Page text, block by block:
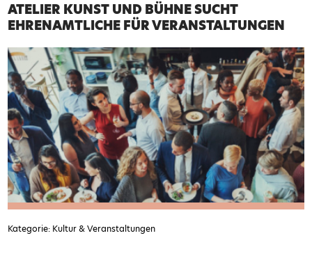
ATELIER KUNST UND BÜHNE SUCHT
EHRENAMTLICHE FÜR VERANSTALTUNGEN
Kategorie: Kultur & Veranstaltungen